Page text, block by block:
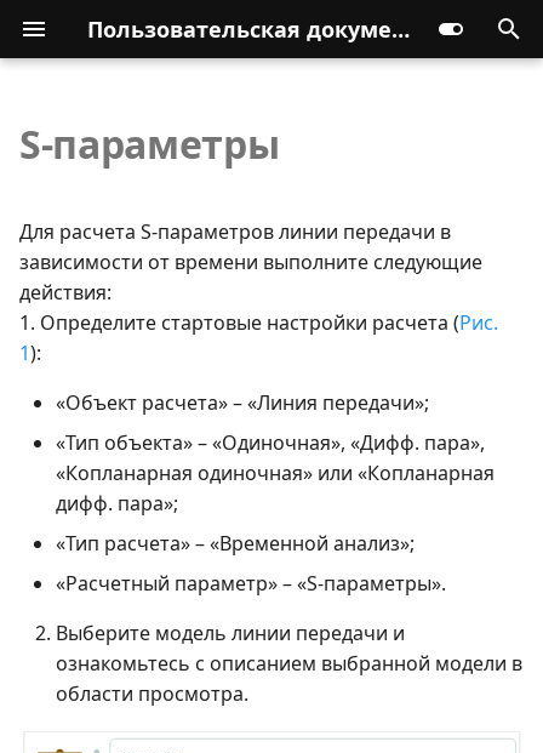
Пользовательская документация
S-параметры
Для расчета S-параметров линии передачи в
зависимости от времени выполните следующие
действия:
1. Определите стартовые настройки расчета (Рис.
1):
«Объект расчета» – «Линия передачи»;
«Тип объекта» – «Одиночная», «Дифф. пара»,
«Копланарная одиночная» или «Копланарная
дифф. пара»;
«Тип расчета» – «Временной анализ»;
«Расчетный параметр» – «S-параметры».
Выберите модель линии передачи и
ознакомьтесь с описанием выбранной модели в
области просмотра.